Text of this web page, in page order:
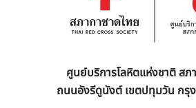
ศูนย์บริการโลหิตแห่งชาติ สภ
ถนนอังรีดูนังต์ เขตปทุมวัน กรุ